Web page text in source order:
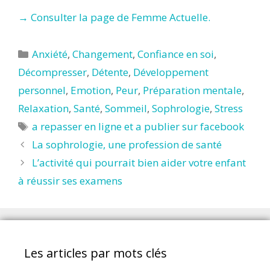
→ Consulter la page de Femme Actuelle.
Catégories
Anxiété,Changement,Confiance en soi,
Décompresser, Détente, Développement
personnel, Emotion, Peur, Préparation mentale,
Relaxation, Santé, Sommeil, Sophrologie, Stress
Étiquettes
a repasser en ligne et a publier sur facebook
La sophrologie, une profession de santé
L’activité qui pourrait bien aider votre enfant
à réussir ses examens
Les articles par mots clés